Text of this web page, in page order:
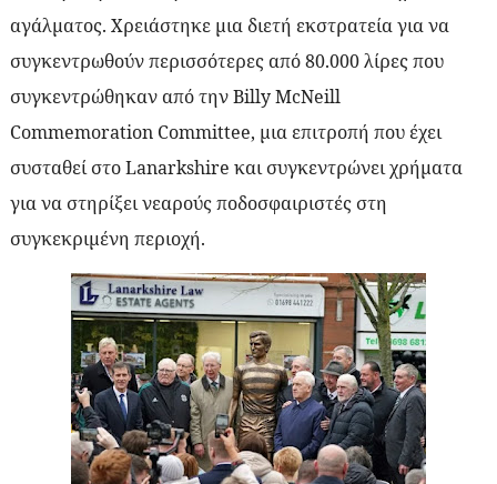
αγάλματος. Χρειάστηκε μια διετή εκστρατεία για να
συγκεντρωθούν περισσότερες από 80.000 λίρες που
συγκεντρώθηκαν από τηνBillyMcNeill
Commemoration Committee, μια επιτροπή που έχει
συσταθεί στο Lanarkshire και συγκεντρώνει χρήματα
για να στηρίξει νεαρούς ποδοσφαιριστές στη
συγκεκριμένη περιοχή.